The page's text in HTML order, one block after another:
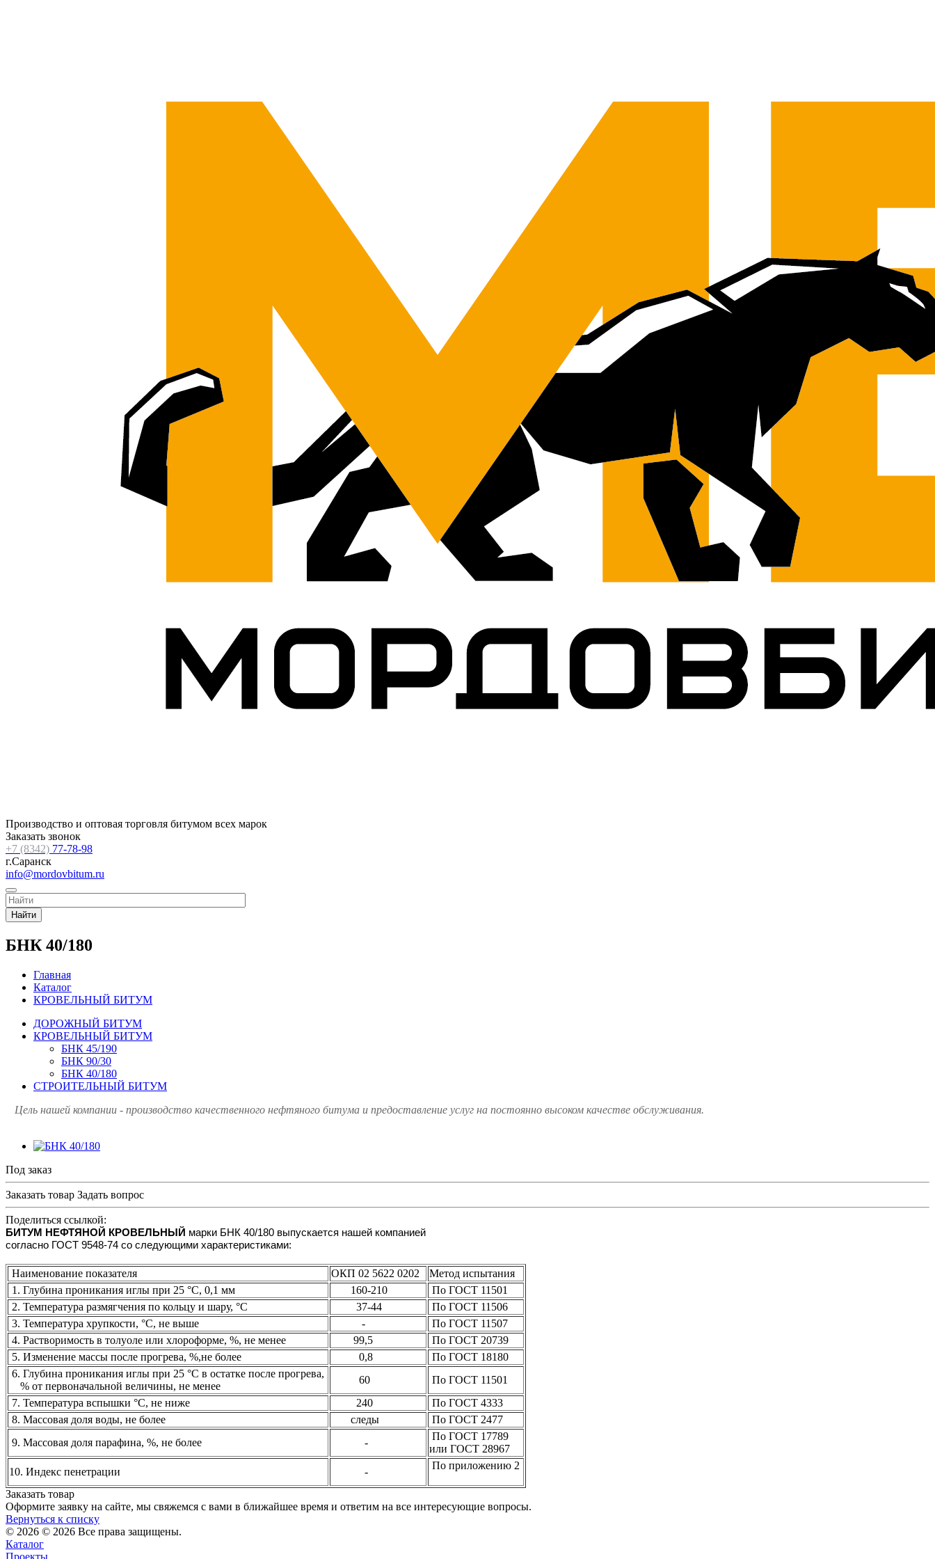
Производство и оптовая торговля битумом всех марок
Заказать звонок
+7 (8342) 77-78-98
г.Саранск
info@mordovbitum.ru
Найти
БНК 40/180
Главная
Каталог
КРОВЕЛЬНЫЙ БИТУМ
ДОРОЖНЫЙ БИТУМ
КРОВЕЛЬНЫЙ БИТУМ
БНК 45/190
БНК 90/30
БНК 40/180
СТРОИТЕЛЬНЫЙ БИТУМ
Цель нашей компании - производство качественного нефтяного битума и предоставление услуг на постоянно высоком качестве обслуживания.
Под заказ
Заказать товар Задать вопрос
Поделиться ссылкой:
БИТУМ НЕФТЯНОЙ КРОВЕЛЬНЫЙ марки БНК 40/180 выпускается нашей компанией
согласно ГОСТ 9548-74 со следующими характеристиками:
Наименование показателя ОКП 02 5622 0202
Метод испытания
1. Глубина проникания иглы при 25 °С, 0,1 мм
160-210
По ГОСТ 11501
2. Температура размягчения по кольцу и шару, °С
37-44
По ГОСТ 11506
3. Температура хрупкости, °С, не выше
-
По ГОСТ 11507
4. Растворимость в толуоле или хлороформе, %, не менее
99,5
По ГОСТ 20739
5. Изменение массы после прогрева, %,не более
0,8
По ГОСТ 18180
6. Глубина проникания иглы при 25 °С в остатке после прогрева,
% от первоначальной величины, не менее
60
По ГОСТ 11501
7. Температура вспышки °С, не ниже
240
По ГОСТ 4333
8. Массовая доля воды, не более
следы
По ГОСТ 2477
9. Массовая доля парафина, %, не более
-
По ГОСТ 17789
или ГОСТ 28967
10. Индекс пенетрации
-
По приложению 2
Заказать товар
Оформите заявку на сайте, мы свяжемся с вами в ближайшее время и ответим на все интересующие вопросы.
Вернуться к списку
© 2026 © 2026 Все права защищены.
Каталог
Проекты